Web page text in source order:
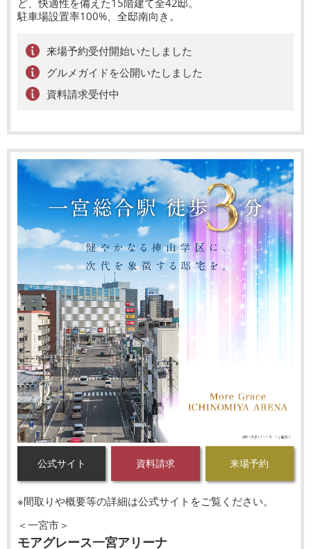
ど、快適性を備えた15階建て全42邸。
駐車場設置率100%、全邸南向き。
来場予約受付開始いたしました
グルメガイドを公開いたしました
資料請求受付中
公式サイト 資料請求 来場予約
※間取りや概要等の詳細は公式サイトをご覧ください。
＜一宮市＞
モアグレース一宮アリーナ